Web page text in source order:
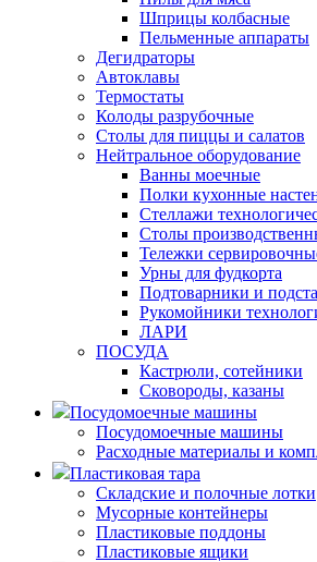
Шприцы колбасные
Пельменные аппараты
Дегидраторы
Автоклавы
Термостаты
Колоды разрубочные
Столы для пиццы и салатов
Нейтральное оборудование
Ванны моечные
Полки кухонные
Стеллажи
Столы
Тележки
Урны для фудкорта
Подтоварники и
Рукомойники
ЛАРИ
ПОСУДА
Кастрюли, сотейники
Сковороды, казаны
Посудомоечные машины
Посудомоечные машины
Расходные материалы и
Пластиковая тара
Складские и полочные лотки
Мусорные контейнеры
Пластиковые поддоны
Пластиковые ящики